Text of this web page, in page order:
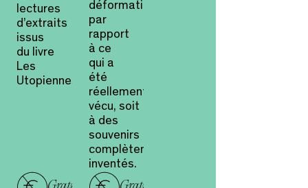
lectures
d’extraits
issus
du livre
Les
Utopiennes
déformations
par
rapport
à ce
qui a
été
réellement
vécu, soit
à des
souvenirs
complètement
inventés.